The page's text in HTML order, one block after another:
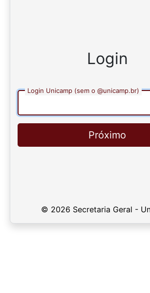
Login
Login Unicamp (sem o @unicamp.br)
Próximo
© 2026 Secretaria Geral -